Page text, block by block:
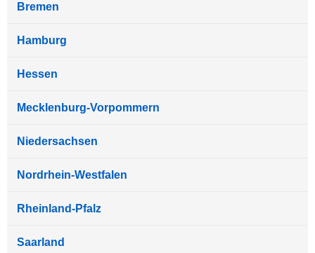
Bremen
Hamburg
Hessen
Mecklenburg-Vorpommern
Niedersachsen
Nordrhein-Westfalen
Rheinland-Pfalz
Saarland